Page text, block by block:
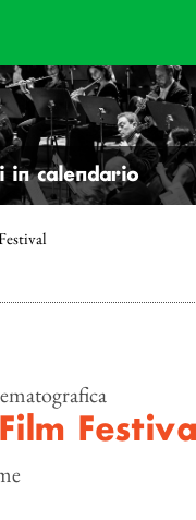
in calendario